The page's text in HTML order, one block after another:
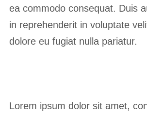
ea commodo consequat. Duis
in reprehenderit in voluptate
dolore eu fugiat nulla pariatur.
Lorem ipsum dolor sit amet,